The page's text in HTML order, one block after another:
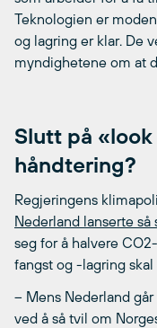
Teknologien er
og lagring er klar. De
myndighetene om at
Slutt på
håndtering?
Regjeringens
Nederland lanserte så
seg for å halvere
fangst og -lagring
– Mens Nederland
ved å så tvil om